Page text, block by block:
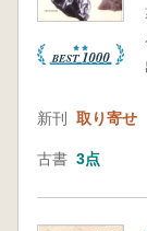
新刊 取り寄せ
古書 3点